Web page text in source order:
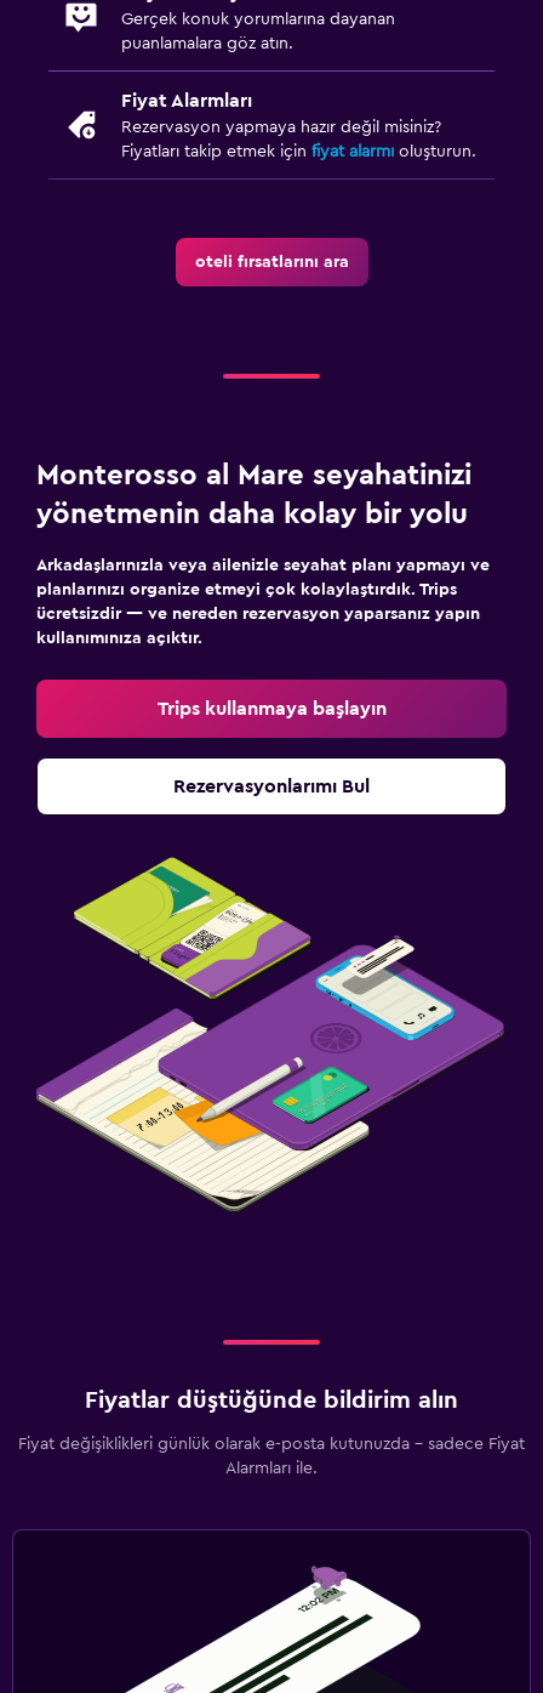
Gerçek konuk yorumlarına dayanan
puanlamalara göz atın.
Fiyat Alarmları
Rezervasyon yapmaya hazır değil misiniz?
Fiyatları takip etmek için fiyat alarmı oluşturun.
oteli fırsatlarını ara
Monterosso al Mare seyahatinizi
yönetmenin daha kolay bir yolu
Arkadaşlarınızla veya ailenizle seyahat planı yapmayı ve
planlarınızı organize etmeyi çok kolaylaştırdık. Trips
ücretsizdir — ve nereden rezervasyon yaparsanız yapın
kullanımınıza açıktır.
Trips kullanmaya başlayın
Rezervasyonlarımı Bul
Fiyatlar düştüğünde bildirim alın
Fiyat değişiklikleri günlük olarak e-posta kutunuzda - sadece Fiyat
Alarmları ile.